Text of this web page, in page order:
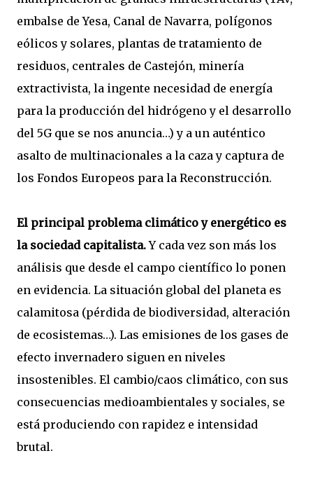
embalse de Yesa, Canal de Navarra, polígonos
eólicos y solares, plantas de tratamiento de
residuos, centrales de Castejón, minería
extractivista, la ingente necesidad de energía
para la producción del hidrógeno y el desarrollo
del 5G que se nos anuncia…) y a un auténtico
asalto de multinacionales a la caza y captura de
los Fondos Europeos para la Reconstrucción.
El principal problema climático y energético es
la sociedad capitalista.Y cada vez son más los
análisis que desde el campo científico lo ponen
en evidencia. La situación global del planeta es
calamitosa (pérdida de biodiversidad, alteración
de ecosistemas…). Las emisiones de los gases de
efecto invernadero siguen en niveles
insostenibles. El cambio/caos climático, con sus
consecuencias medioambientales y sociales, se
está produciendo con rapidez e intensidad
brutal.